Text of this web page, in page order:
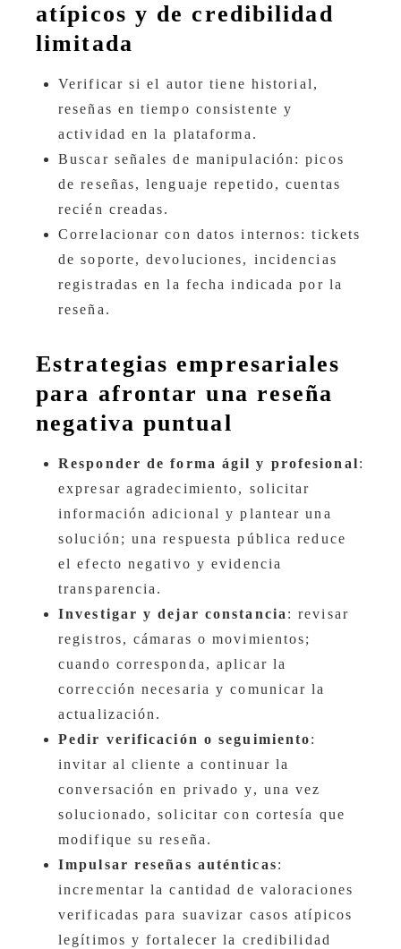
atípicos y de credibilidad
limitada
Verificar si el autor tiene historial,
reseñas en tiempo consistente y
actividad en la plataforma.
Buscar señales de manipulación: picos
de reseñas, lenguaje repetido, cuentas
recién creadas.
Correlacionar con datos internos: tickets
de soporte, devoluciones, incidencias
registradas en la fecha indicada por la
reseña.
Estrategias empresariales
para afrontar una reseña
negativa puntual
Responder de forma ágil y profesional:
expresar agradecimiento, solicitar
información adicional y plantear una
solución; una respuesta pública reduce
el efecto negativo y evidencia
transparencia.
Investigar y dejar constancia : revisar
registros, cámaras o movimientos;
cuando corresponda, aplicar la
corrección necesaria y comunicar la
actualización.
Pedir verificación o seguimiento:
invitar al cliente a continuar la
conversación en privado y, una vez
solucionado, solicitar con cortesía que
modifique su reseña.
Impulsar reseñas auténticas:
incrementar la cantidad de valoraciones
verificadas para suavizar casos atípicos
legítimos y fortalecer la credibilidad